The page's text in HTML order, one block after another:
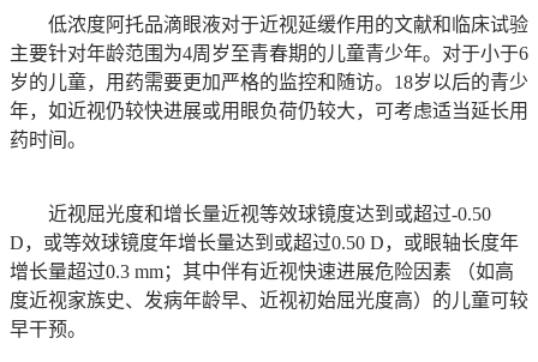
低浓度阿托品滴眼液对于近视延缓作用的文献和临床试验
主要针对年龄范围为4周岁至青春期的儿童青少年。对于小于6
岁的儿童，用药需要更加严格的监控和随访。18岁以后的青少
年，如近视仍较快进展或用眼负荷仍较大，可考虑适当延长用
药时间。
近视屈光度和增长量近视等效球镜度达到或超过-0.50
D，或等效球镜度年增长量达到或超过0.50 D，或眼轴长度年
增长量超过0.3 mm；其中伴有近视快速进展危险因素 （如高
度近视家族史、发病年龄早、近视初始屈光度高）的儿童可较
早干预。